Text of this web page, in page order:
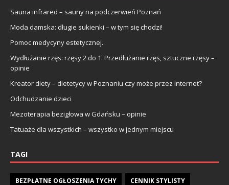
Sauna infrared – sauny na podczerwień Poznań
Moda damska: długie sukienki – w tym się chodzi!
Pomoc medycyny estetycznej.
Wydłużanie rzęs: rzęsy 2 do 1. Przedłużanie rzęs, sztuczne rzęsy –
opinie
Kreator diety – dietetycy w Poznaniu czy może przez internet?
Odchudzanie dzieci
Mezoterapia bezigłowa w Gdańsku – opinie
Tatuaże dla wszystkich – wszystko w jednym miejscu
TAGI
BEZPŁATNE OGŁOSZENIA TYCHY CENNIK STYLISTY